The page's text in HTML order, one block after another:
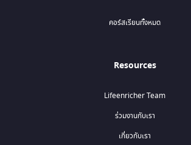
คอร์สเรียนทั้งหมด
Resources
Lifeenricher Team
ร่วมงานกับเรา
เกี่ยวกับเรา